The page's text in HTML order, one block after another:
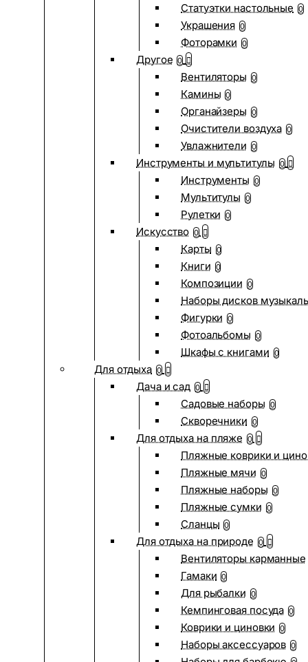
Статуэтки настольные 0
Украшения 0
Фоторамки 0
Другое 0
Вентиляторы 0
Камины 0
Органайзеры 0
Очистители воздуха 0
Увлажнители 0
Инструменты и мультитулы 0
Инструменты 0
Мультитулы 0
Рулетки 0
Искусство 0
Карты 0
Книги 0
Композиции 0
Наборы дисков
Фигурки 0
Фотоальбомы 0
Шкафы с книгами 0
Для отдыха 0
Дача и сад 0
Садовые наборы 0
Скворечники 0
Для отдыха на пляже 0
Пляжные коврики и
Пляжные мячи 0
Пляжные наборы 0
Пляжные сумки 0
Сланцы 0
Для отдыха на природе 0
Вентиляторы карманные
Гамаки 0
Для рыбалки 0
Кемпинговая посуда 0
Коврики и циновки 0
Наборы аксессуаров 0